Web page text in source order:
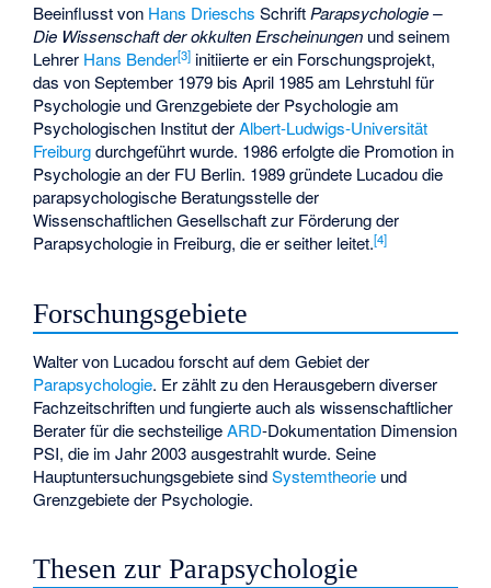
Beeinflusst von Hans Drieschs SchriftParapsychologie –
Die Wissenschaft der okkulten Erscheinungen und seinem
Lehrer Hans Bender[3] initiierte er ein Forschungsprojekt,
das von September 1979 bis April 1985 am Lehrstuhl für
Psychologie und Grenzgebiete der Psychologie am
Psychologischen Institut derAlbert-Ludwigs-Universität
Freiburgdurchgeführt wurde. 1986 erfolgte die Promotion in
Psychologie an der FU Berlin. 1989 gründete Lucadou die
parapsychologische Beratungsstelle der
Wissenschaftlichen Gesellschaft zur Förderung der
Parapsychologie in Freiburg, die er seither leitet.[4]
Forschungsgebiete
Walter von Lucadou forscht auf dem Gebiet der
Parapsychologie. Er zählt zu den Herausgebern diverser
Fachzeitschriften und fungierte auch als wissenschaftlicher
Berater für die sechsteiligeARD-Dokumentation Dimension
PSI, die im Jahr 2003 ausgestrahlt wurde. Seine
Hauptuntersuchungsgebiete sindSystemtheorie und
Grenzgebiete der Psychologie.
Thesen zur Parapsychologie